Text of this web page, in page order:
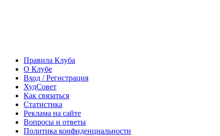
Правила Клуба
О Клубе
Вход / Регистрация
ХудСовет
Как связаться
Статистика
Реклама на сайте
Вопросы и ответы
Политика конфиденциальности